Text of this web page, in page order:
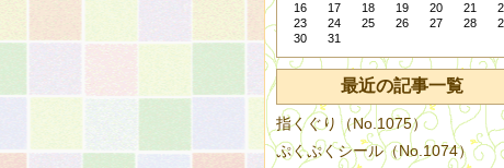
16
17 18 19 20 21
23
24 25 26 27 28
30
31
最近の記事一覧
指くぐり（No.1075）
ぷくぷくシール（No.1074）